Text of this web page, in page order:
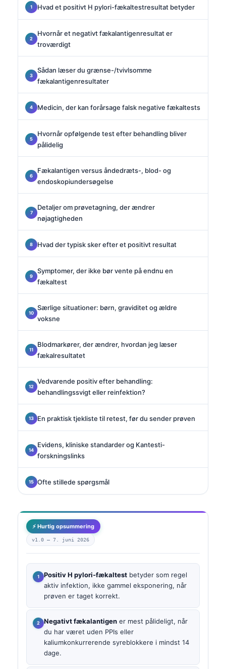
Hvad et positivt H pylori-fækaltestresultat betyder
Hvornår et negativt fækalantigenresultat er
troværdigt
Sådan læser du grænse-/tvivlsomme
fækalantigenresultater
Medicin, der kan forårsage falsk negative fækaltests
Hvornår opfølgende test efter behandling bliver
pålidelig
Fækalantigen versus åndedræts-, blod- og
endoskopiundersøgelse
Detaljer om prøvetagning, der ændrer
nøjagtigheden
Hvad der typisk sker efter et positivt resultat
Symptomer, der ikke bør vente på endnu en
fækaltest
Særlige situationer: børn, graviditet og ældre
voksne
Blodmarkører, der ændrer, hvordan jeg læser
fækalresultatet
Vedvarende positiv efter behandling:
behandlingssvigt eller reinfektion?
En praktisk tjekliste til retest, før du sender prøven
Evidens, kliniske standarder og Kantesti-
forskningslinks
Ofte stillede spørgsmål
⚡ Hurtig opsummering
v1.0 — 7. juni 2026
Positiv H pylori-fækaltest betyder som regel
aktiv infektion, ikke gammel eksponering, når
prøven er taget korrekt.
Negativt fækalantigen er mest pålideligt, når
du har været uden PPIs eller
kaliumkonkurrerende syreblokkere i mindst 14
dage.